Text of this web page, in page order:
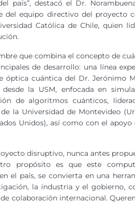
país”, destacó el Dr.
del equipo directivo del proyecto
Católica de Chile, quien
que combina el concepto de
de desarrollo: una línea
óptica cuántica del Dr. Jerónimo
desde la USM, enfocada en
de algoritmos cuánticos,
la Universidad de Montevideo
Unidos), así como con el
disruptivo, nunca antes
propósito es que este
el país, se convierta en una
la industria y el gobierno,
colaboración internacional.